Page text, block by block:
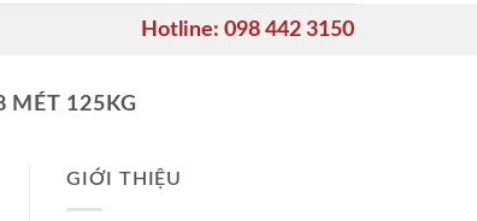
Hotline: 098 442 3150
MÉT 125KG
GIỚI THIỆU